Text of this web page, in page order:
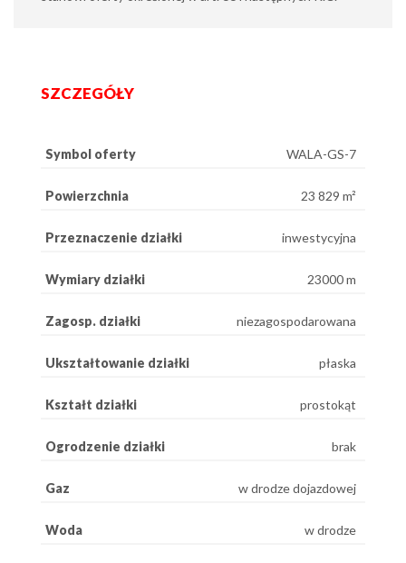
SZCZEGÓŁY
Symbol oferty WALA-GS-7
Powierzchnia 23 829 m²
Przeznaczenie działki inwestycyjna
Wymiary działki 23000 m
Zagosp. działki niezagospodarowana
Ukształtowanie działki płaska
Kształt działki prostokąt
Ogrodzenie działki brak
Gaz w drodze dojazdowej
Woda w drodze